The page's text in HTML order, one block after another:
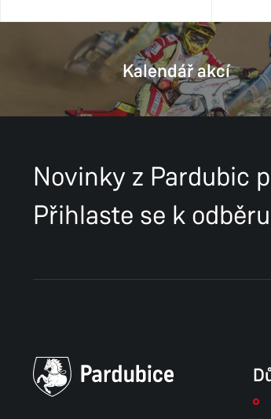
Kalendář akcí
Novinky z Pardubic
Přihlaste se k